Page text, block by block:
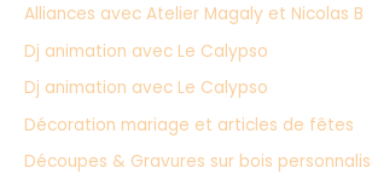
e
r
:
Alliances avec Atelier Magaly et Nicolas B
Dj animation avec Le Calypso
Dj animation avec Le Calypso
Décoration mariage et articles de fêtes
Découpes & Gravures sur bois